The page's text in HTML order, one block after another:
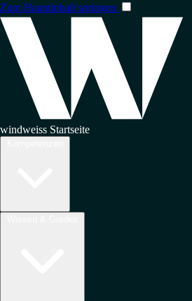
Zum Hauptinhalt springen
windweiss Startseite